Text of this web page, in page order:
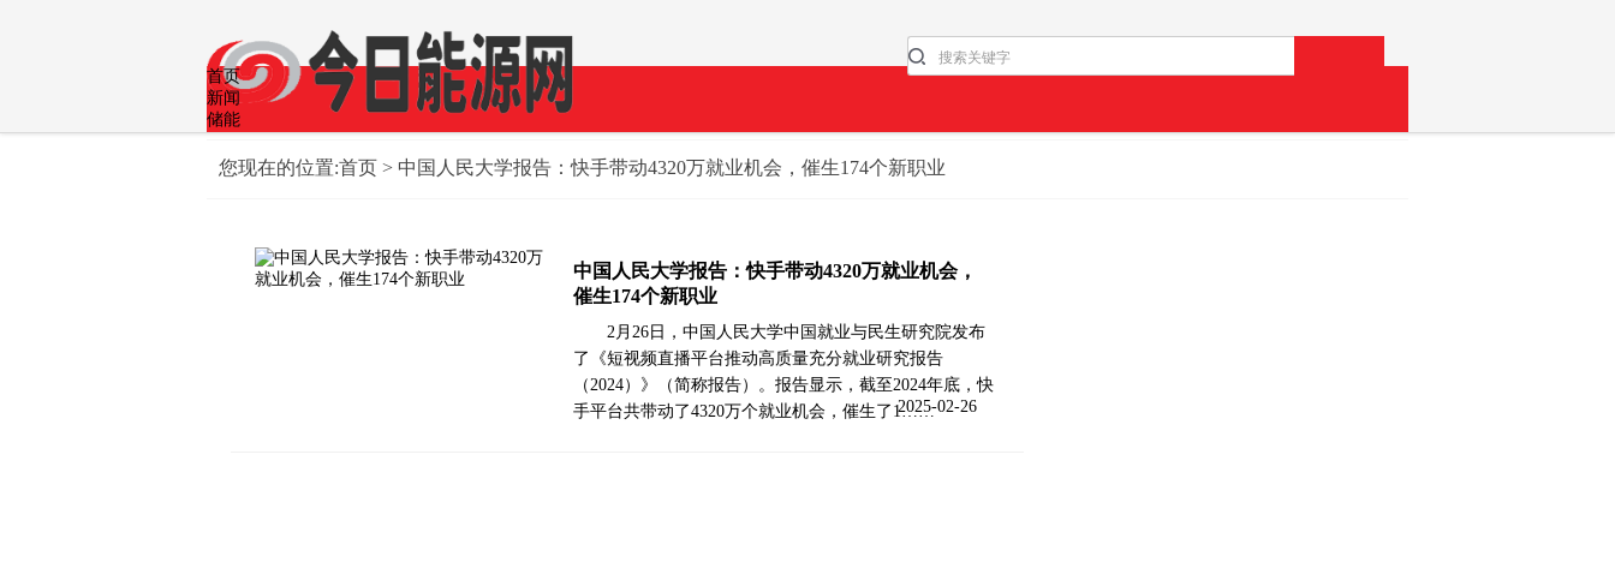
首页
新闻
储能
公司
您现在的位置:首页 > 中国人民大学报告：快手带动4320万就业机会，催生174个新职业
中国人民大学报告：快手带动4320万就业机会，
催生174个新职业
2月26日，中国人民大学中国就业与民生研究院发布
了《短视频直播平台推动高质量充分就业研究报告
（2024）》（简称报告）。报告显示，截至2024年底，快
手平台共带动了4320万个就业机会，催生了1……2025-02-26